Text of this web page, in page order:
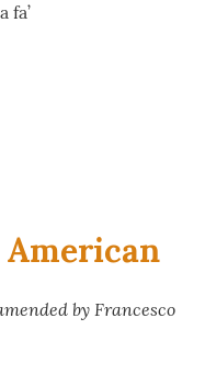
fa’
by Francesco